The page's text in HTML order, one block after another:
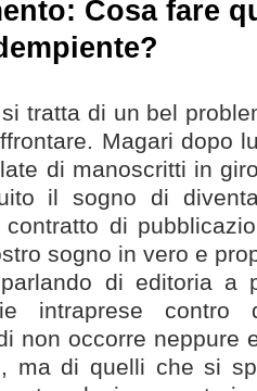
Cosa fare
si tratta di un bel
Magari dopo
di manoscritti in
il sogno di
di
sogno in vero e
di editoria a
intraprese contro
non occorre neppure
ma di quelli che si